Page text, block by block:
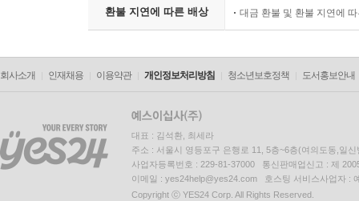
환불 지연에 따른 배상 대금 환불 및 환불 지연에
회사소개 인재채용 이용약관 개인정보처리방침 청소년보호정책 도서홍보안내
대표 : 김석환, 최세라
주소 : 서울시 영등포구 은행로 11, 5층~6층(여의도동,일신
사업자등록번호 : 229-81-37000 통신판매업신고 : 제
이메일 : yes24help@yes24.com 호스팅 서비스사업자 :
Copyright ⓒ YES24 Corp. All Rights Reserved.